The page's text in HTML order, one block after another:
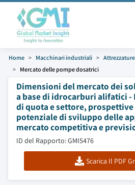
Home Macchinari industriali
Mercato delle pompe dosatrici
Dimensioni del mercato dei
a base di idrocarburi alifatici -
di quota e settore,
potenziale di sviluppo delle
mercato competitiva e
ID del Rapporto: GMI5476
Scarica Il PDF